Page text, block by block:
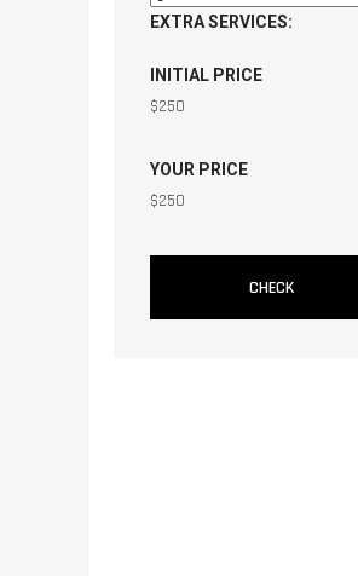
EXTRA SERVICES:
INITIAL PRICE
$250
YOUR PRICE
$250
CHECK